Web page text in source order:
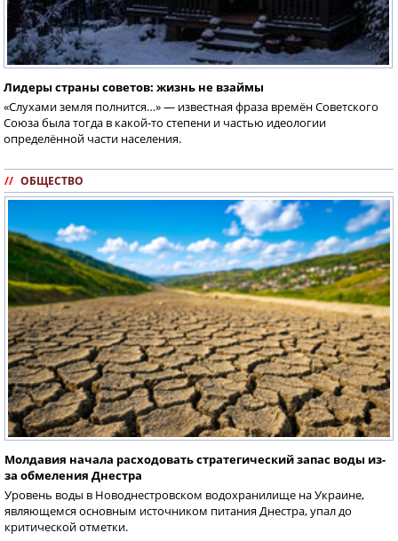
Лидеры страны советов: жизнь не взаймы
«Слухами земля полнится…» — известная фраза времён Советского
Союза была тогда в какой-то степени и частью идеологии
определённой части населения.
// ОБЩЕСТВО
Молдавия начала расходовать стратегический запас воды из-
за обмеления Днестра
Уровень воды в Новоднестровском водохранилище на Украине,
являющемся основным источником питания Днестра, упал до
критической отметки.